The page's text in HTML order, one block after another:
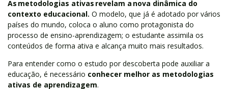
As metodologias ativas revelam a nova dinâmica do
contexto educacional. O modelo, que já é adotado por vários
países do mundo, coloca o aluno como protagonista do
processo de ensino-aprendizagem; o estudante assimila os
conteúdos de forma ativa e alcança muito mais resultados.
Para entender como o estudo por descoberta pode auxiliar a
educação, é necessário conhecer melhor as metodologias
ativas de aprendizagem.